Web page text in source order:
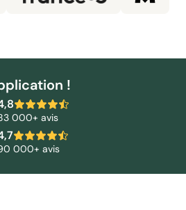
!
000+ avis
000+ avis